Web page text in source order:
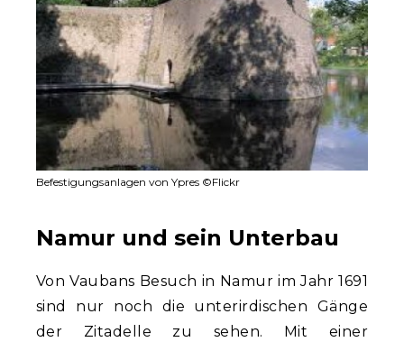
Befestigungsanlagen von Ypres ©Flickr
Namur und sein Unterbau
Von Vaubans Besuch in Namur im Jahr 1691
sind nur noch die unterirdischen Gänge
der Zitadelle zu sehen. Mit einer